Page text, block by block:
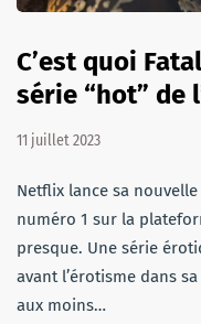
C’est quoi
série “hot” de
11 juillet 2023
Netflix lance sa
numéro 1 sur la
presque. Une série
avant l’érotisme dans
aux moins…